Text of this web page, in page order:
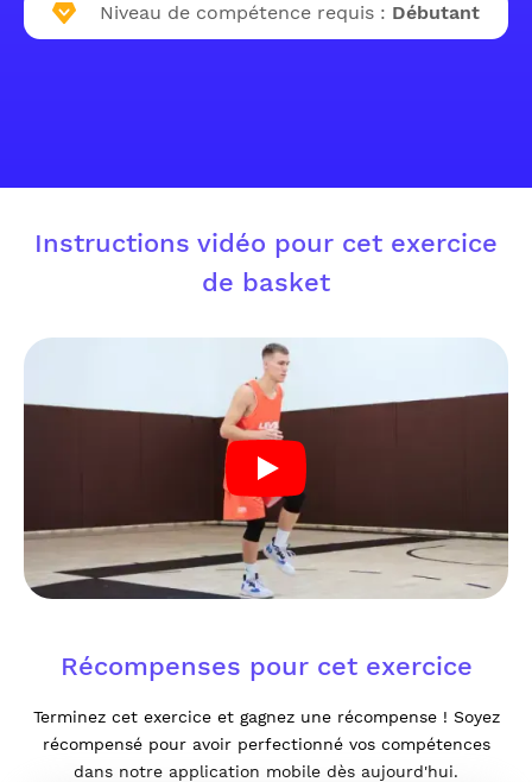
Niveau de compétence requis : Débutant
Instructions vidéo pour cet exercice
de basket
Récompenses pour cet exercice
Terminez cet exercice et gagnez une récompense ! Soyez
récompensé pour avoir perfectionné vos compétences
dans notre application mobile dès aujourd'hui.